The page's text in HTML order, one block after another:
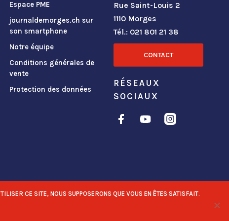
Espace PME
journaldemorges.ch sur
son smartphone
Notre équipe
Conditions générales de
vente
Protection des données
Rue Saint-Louis 2
1110 Morges
Tél.: 021 801 21 38
CONTACT
RÉSEAUX
SOCIAUX
CE SITE, NOUS SUPPOSERONS QUE VOUS EN ÊTES SATISFAIT.